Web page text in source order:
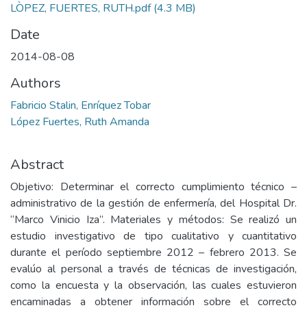
LÒPEZ, FUERTES, RUTH.pdf(4.3 MB)
Date
2014-08-08
Authors
Fabricio Stalin, Enríquez Tobar
López Fuertes, Ruth Amanda
Abstract
Objetivo: Determinar el correcto cumplimiento técnico –
administrativo de la gestión de enfermería, del Hospital Dr.
“Marco Vinicio Iza”. Materiales y métodos: Se realizó un
estudio investigativo de tipo cualitativo y cuantitativo
durante el período septiembre 2012 – febrero 2013. Se
evalúo al personal a través de técnicas de investigación,
como la encuesta y la observación, las cuales estuvieron
encaminadas a obtener información sobre el correcto